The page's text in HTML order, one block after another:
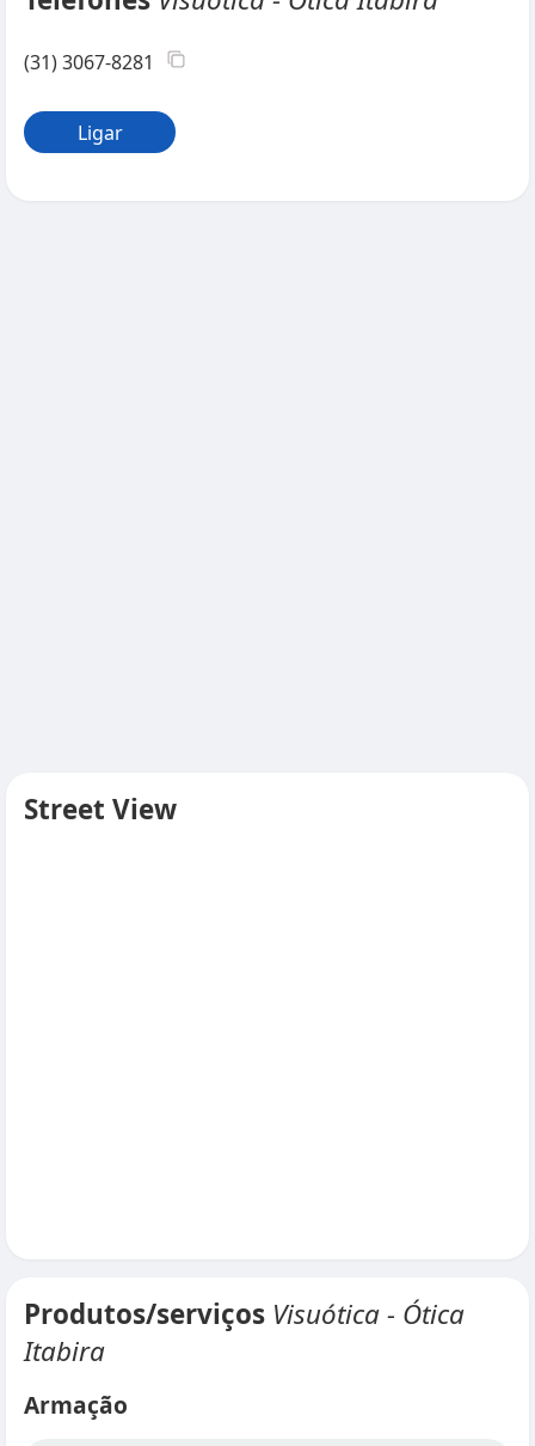
(31) 3067-8281
Ligar
Street View
Produtos/serviços Visuótica - Ótica
Itabira
Armação